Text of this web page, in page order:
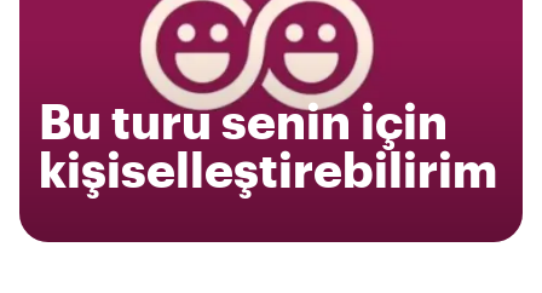
Bu turu senin için
kişiselleştirebilirim